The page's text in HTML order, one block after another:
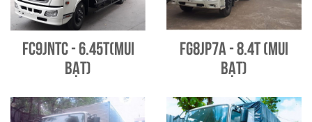
FC9JNTC - 6.45T(Mui
bạt)
FG8JP7A - 8.4T (Mui
bạt)